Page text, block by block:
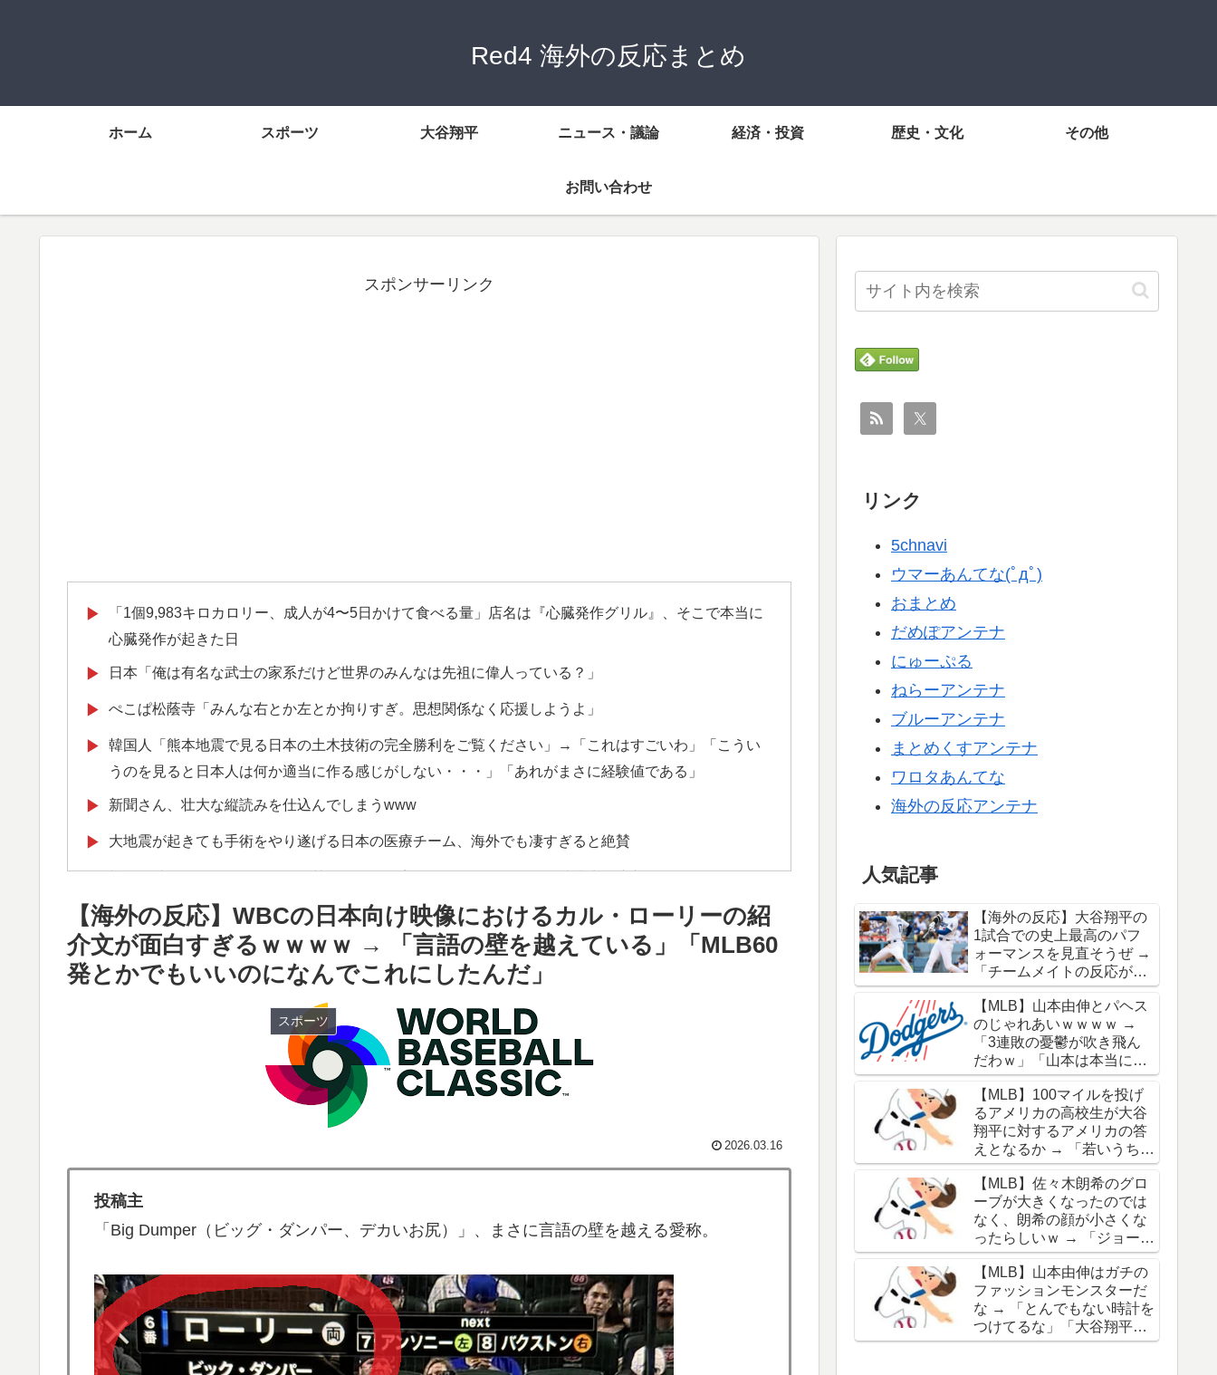
Red4 海外の反応まとめ
ホーム スポーツ 大谷翔平 ニュース・議論 経済・投資 歴史・文化 その他
お問い合わせ
スポンサーリンク
▶
「1個9,983キロカロリー、成人が4〜5日かけて食べる量」店名は『心臓発作グリル』、そこで本当に
心臓発作が起きた日
▶ 日本「俺は有名な武士の家系だけど世界のみんなは先祖に偉人っている？」
▶ ぺこぱ松蔭寺「みんな右とか左とか拘りすぎ。思想関係なく応援しようよ」
▶
韓国人「熊本地震で見る日本の土木技術の完全勝利をご覧ください」→「これはすごいわ」「こうい
うのを見ると日本人は何か適当に作る感じがしない・・・」「あれがまさに経験値である」
▶ 新聞さん、壮大な縦読みを仕込んでしまうwww
▶ 大地震が起きても手術をやり遂げる日本の医療チーム、海外でも凄すぎると絶賛
韓国が独自開発したと自慢する甘いトマト、実はそこら辺のトマトに砂糖水を注入していただけなの
が判明して大問題にw
▶ 海外「全部日本の真似だったのか…」 日本の普通のテレビ番組が最新SNSの数十年先を行っていたと
話題に
イチローさん「僕は本を読まない。好きなアニメはドラゴンボール」【海外の反応】
外国人「アジア杯で優勝するんだ」日本代表、W杯ポット1入りに現実味!?2030大会で出場枠「64」な
ら追い風に！アメリカ人もポット1争いに熱視線！【海外の反応】
韓国人「フランスの有力紙も大韓サッカー協会前代未聞の不祥事を詳細に報道！」→「国際的スキャ
▶
外国人「日本の未来は安泰だ」16歳MF三井寺眞、衝撃ゴール！久保建英超え歴代2位の記録！3得点に
絡む活躍で海外絶賛！【海外の反応】
進路‥」
▶ 韓国人「トヨタが2027年に次世代ハイブリッドバッテリーを導入へ！最大1000kmの航続距離や超高速
充電を目指す」
▶ 韓国人「日本メディアが2002年ワールドカップ韓国準決勝も調査すべきと主張！」→「英国メディア
【海外の反応】WBCの日本向け映像におけるカル・ローリーの紹
介文が面白すぎるｗｗｗｗ → 「言語の壁を越えている」「MLB60
発とかでもいいのになんでこれにしたんだ」
スポーツ
2026.03.16
投稿主
「Big Dumper（ビッグ・ダンパー、デカいお尻）」、まさに言語の壁を越える愛称。
リンク
5chnavi
ウマーあんてな(ﾟдﾟ)
おまとめ
だめぽアンテナ
にゅーぷる
ねらーアンテナ
ブルーアンテナ
まとめくすアンテナ
ワロタあんてな
海外の反応アンテナ
人気記事
【海外の反応】大谷翔平の
1試合での史上最高のパフ
ォーマンスを見直そうぜ →
「チームメイトの反応が凄
さを物語ってるな」「ワー
ルドシリーズで延長18回ま
でいった試合も凄かった」
【MLB】山本由伸とパヘス
のじゃれあいｗｗｗｗ →
「3連敗の憂鬱が吹き飛ん
だわｗ」「山本は本当にオ
シャレだな」
【MLB】100マイルを投げ
るアメリカの高校生が大谷
翔平に対するアメリカの答
えとなるか → 「若いうちか
ら神格化されても期待通り
のキャリアを築けるのはほ
んの一握りだからな」「大
谷の名前を出したのはクリ
ック数稼ぎでしかないわ」
【MLB】佐々木朗希のグロ
ーブが大きくなったのでは
なく、朗希の顔が小さくな
ったらしいｗ → 「ジョーク
が出るってことは絶好調の
証拠だな」「癖なのか精神
的なものなのか分からない
がいい方向に進んだのはい
いことだ」
【MLB】山本由伸はガチの
ファッションモンスターだ
な → 「とんでもない時計を
つけてるな」「大谷翔平と
は真逆だな」